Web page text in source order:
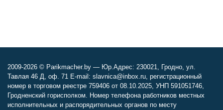
2009-2026 © Parikmacher.by — Юр.Адрес: 230021, Гродно, ул.
Тавлая 46 Д, оф. 71 E-mail: slavnica@inbox.ru, регистрационный
номер в торговом реестре 759406 от 08.10.2025, УНП 591051746,
Гродненский горисполком. Номер телефона работников местных
исполнительных и распорядительных органов по месту